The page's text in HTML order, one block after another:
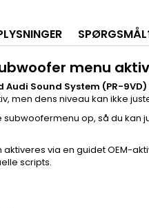
menu
Audi Sound System (PR-
men dens niveau kan ikke
subwoofermenu op, så du
aktiveres via en guidet OEM-
scripts.